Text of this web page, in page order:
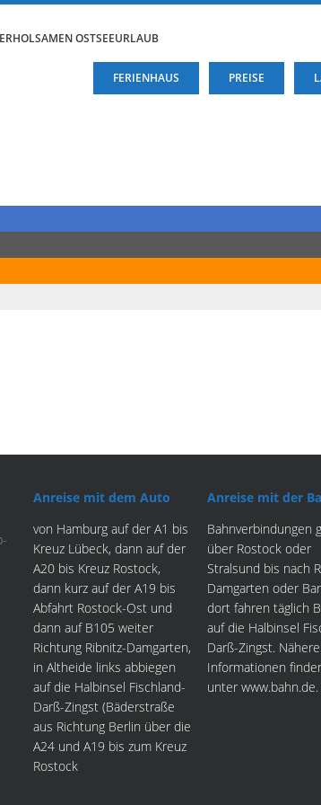
OSTSEEURLAUB
FERIENHAUS PREISE
Anreise mit dem Auto
von Hamburg auf der A1 bis
Kreuz Lübeck, dann auf der
A20 bis Kreuz Rostock,
dann kurz auf der A19 bis
Abfahrt Rostock-Ost und
dann auf B105 weiter
Richtung Ribnitz-Damgarten,
in Altheide links abbiegen
auf die Halbinsel Fischland-
Darß-Zingst (Bäderstraße
aus Richtung Berlin über die
A24 und A19 bis zum Kreuz
Rostock
Anreise mit der
Bahnverbindungen
über Rostock oder
Stralsund bis nach
Damgarten oder
dort fahren täglich
auf die Halbinsel
Darß-Zingst. Nähere
Informationen
unter www.bahn.de.